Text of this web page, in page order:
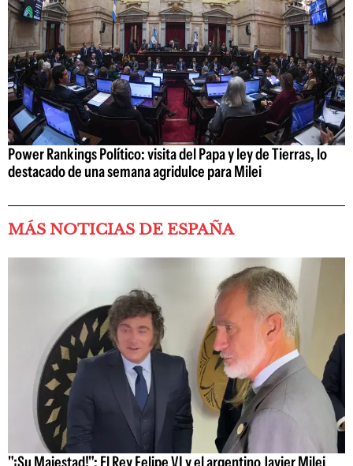
Power Rankings Político: visita del Papa y ley de Tierras, lo
destacado de una semana agridulce para Milei
MÁS NOTICIAS DE ESPAÑA
"¡Su Majestad!": El Rey Felipe VI y el argentino Javier Milei